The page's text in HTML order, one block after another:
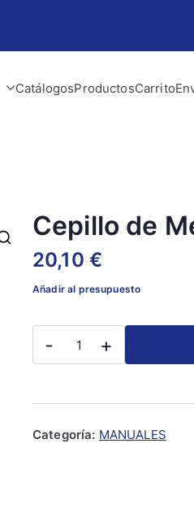
CatálogosProductosCarrito
Cepillo de
20,10 €
-
STANLEY
+
Añadir al presupuesto
Categoría: MANUALES